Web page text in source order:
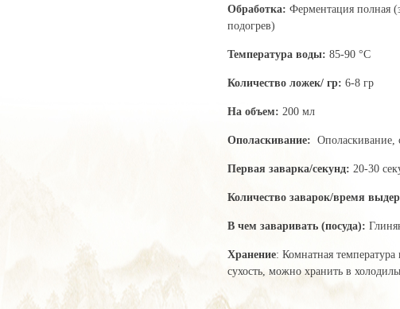
Обработка: Ферментация полная
подогрев)
Температура воды: 85-90 °C
Количество ложек/ гр: 6-8 гр
На объем: 200 мл
Ополаскивание: Ополаскивание,
Первая заварка/секунд: 20-30
Количество заварок/время
В чем заваривать (посуда):
Хранение: Комнатная
сухость, можно хранить в